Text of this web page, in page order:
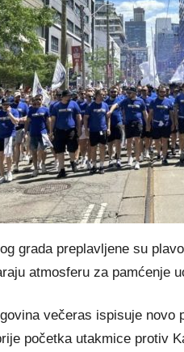
t
grada preplavljene su
atmosferu za pamćenje
večeras ispisuje
početka utakmice protiv